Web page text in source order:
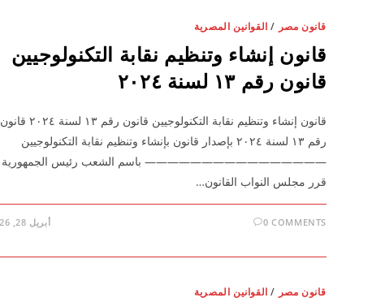
قانون مصر / القوانين المصرية
قانون إنشاء وتنظيم نقابة التكنولوجيين
قانون رقم ١٣ لسنة ٢٠٢٤
قانون إنشاء وتنظيم نقابة التكنولوجيين قانون رقم ١٣ لسنة ٢٠٢٤ قانون
رقم ١٣ لسنة ٢٠٢٤ بإصدار قانون بإنشاء وتنظيم نقابة التكنولوجيين
———————————————— باسم الشعب رئيس الجمهورية
قرر مجلس النواب القانون…
0 COMMENTS أبريل 28, 2026
قانون مصر / القوانين المصرية